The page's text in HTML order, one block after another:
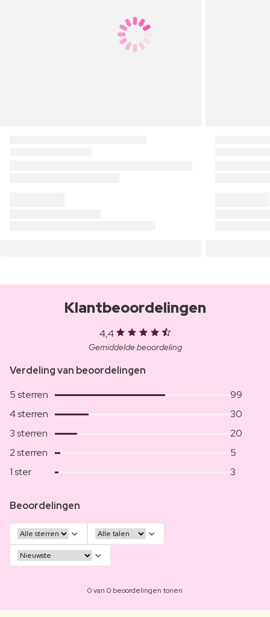
Klantbeoordelingen
4,4
Gemiddelde beoordeling
Verdeling van beoordelingen
5 sterren
99
4 sterren
30
3 sterren
20
2 sterren
5
1 ster
3
Beoordelingen
0 van 0 beoordelingen tonen